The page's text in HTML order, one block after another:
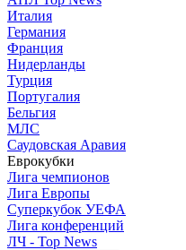
Италия
Германия
Франция
Нидерланды
Турция
Португалия
Бельгия
МЛС
Саудовская Аравия
Еврокубки
Лига чемпионов
Лига Европы
Суперкубок УЕФА
Лига конференций
ЛЧ - Top News